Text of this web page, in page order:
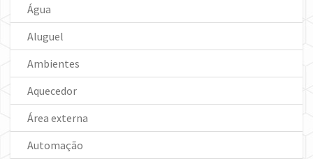
Água
Aluguel
Ambientes
Aquecedor
Área externa
Automação